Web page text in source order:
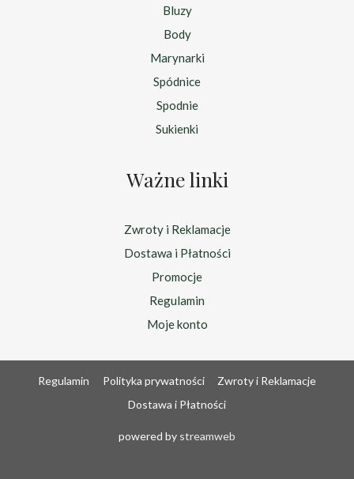
Bluzy
Body
Marynarki
Spódnice
Spodnie
Sukienki
Ważne linki
Zwroty i Reklamacje
Dostawa i Płatności
Promocje
Regulamin
Moje konto
Regulamin Polityka prywatności
Zwroty i Reklamacje
Dostawa i Płatności
powered by streamweb